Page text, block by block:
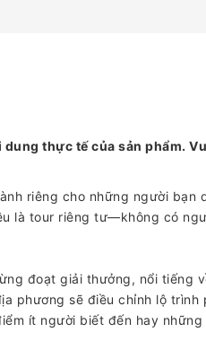
thực tế của sản phẩm.
riêng cho những người bạn
là tour riêng tư—không có
đoạt giải thưởng, nổi tiếng
phương sẽ điều chỉnh lộ trình
ít người biết đến hay những